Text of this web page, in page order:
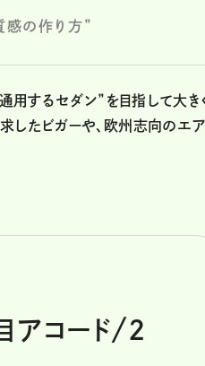
感の作り方”
用するセダン”を目指して大き
したビガーや、欧州志向のエ
アコード/2